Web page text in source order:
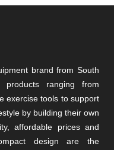
brand from South
products ranging from
exercise tools to support
by building their own
affordable prices and
design are the